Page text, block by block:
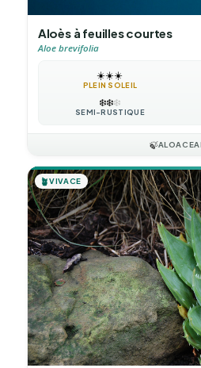
Aloès à feuilles courtes
Aloe brevifolia
☀️☀️☀️
PLEIN SOLEIL
❄️❄️❄️
SEMI-RUSTIQUE
🍃
🪴VIVACE